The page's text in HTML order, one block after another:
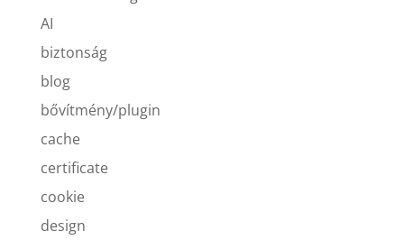
AI
biztonság
blog
bővítmény/plugin
cache
certificate
cookie
design